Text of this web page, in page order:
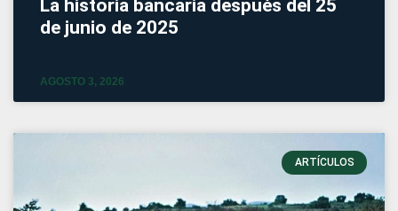
La historia bancaria después del 25
de junio de 2025
AGOSTO 3, 2026
ARTÍCULOS